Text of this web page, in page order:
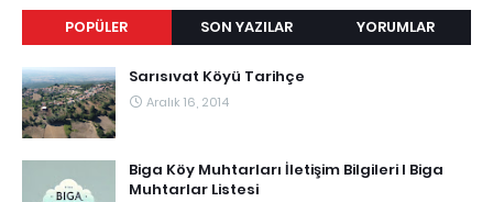
POPÜLER SON YAZILAR YORUMLAR
Sarısıvat Köyü Tarihçe
Aralık 16, 2014
Biga Köy Muhtarları İletişim Bilgileri I Biga
Muhtarlar Listesi